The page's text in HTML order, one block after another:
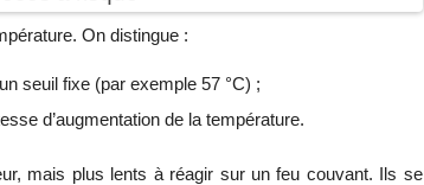
On distingue :
seuil fixe (par exemple 57 °C) ;
d’augmentation de la température.
mais plus lents à réagir sur un feu couvant. Ils se